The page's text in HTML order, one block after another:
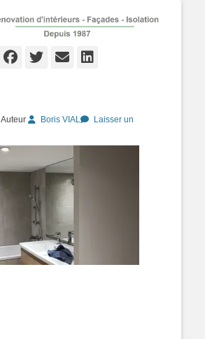
André VIAL
- Façades - Isolation - Local depuis 1987
Facebook
Twitter
Email
Auteur Boris VIAL
Laisser un